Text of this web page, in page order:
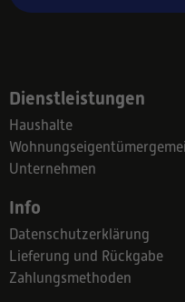
Dienstleistungen
Haushalte
Unternehmen
Info
Datenschutzerklärung
Lieferung und Rückgabe
Zahlungsmethoden